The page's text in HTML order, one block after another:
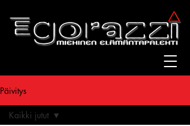
Päivitys
Kaikki jutut